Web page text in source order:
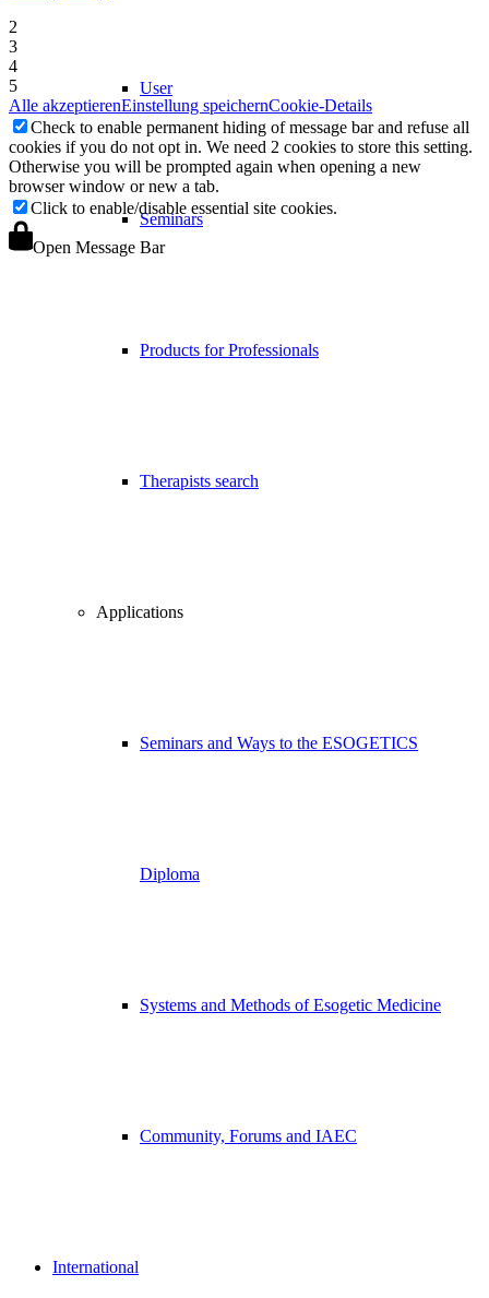
User
Seminars
Products for Professionals
Therapists search
Applications
Seminars and Ways to the ESOGETICS
Diploma
Systems and Methods of Esogetic Medicine
Community, Forums and IAEC
International
2
3
4
5
Alle akzeptierenEinstellung speichernCookie-Details
Check to enable permanent hiding of message bar and refuse all
cookies if you do not opt in. We need 2 cookies to store this setting.
Otherwise you will be prompted again when opening a new
browser window or new a tab.
Click to enable/disable essential site cookies.
Open Message Bar